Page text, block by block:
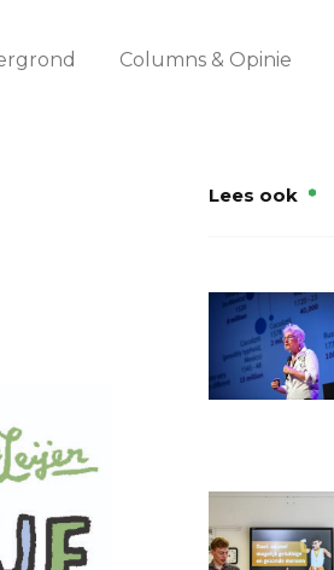
Columns & Opinie
Lees ook